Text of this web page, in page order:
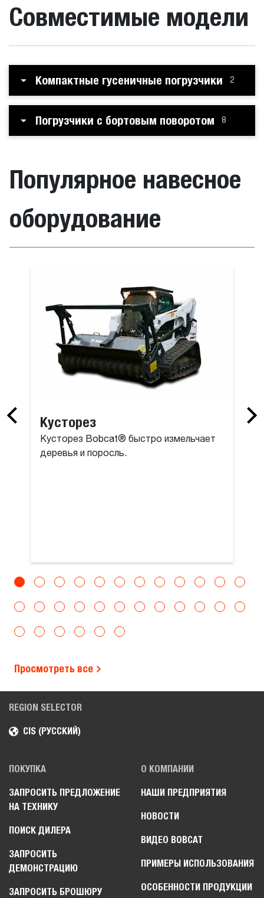
Совместимые модели
Компактные гусеничные погрузчики 2
Погрузчики с бортовым поворотом 8
Популярное навесное
оборудование
Кусторез
Кусторез Bobcat® быстро измельчает
деревья и поросль.
Просмотреть все
REGION SELECTOR
CIS (РУССКИЙ)
ПОКУПКА
ЗАПРОСИТЬ ПРЕДЛОЖЕНИЕ
НА ТЕХНИКУ
ПОИСК ДИЛЕРА
ЗАПРОСИТЬ
ДЕМОНСТРАЦИЮ
ЗАПРОСИТЬ БРОШЮРУ
О КОМПАНИИ
НАШИ ПРЕДПРИЯТИЯ
НОВОСТИ
ВИДЕО BOBCAT
ПРИМЕРЫ ИСПОЛЬЗОВАНИЯ
ОСОБЕННОСТИ ПРОДУКЦИИ